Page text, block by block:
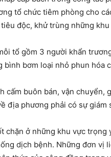
tổ chức tiêm phòng cho
độc, khử trùng những
tổ gồm 3 người khẩn
bơm loại nhỏ phun hóa
buôn bán, vận
địa phương phải có sự giám
chặn ở những khu vực
dịch bệnh. Những đơn vị